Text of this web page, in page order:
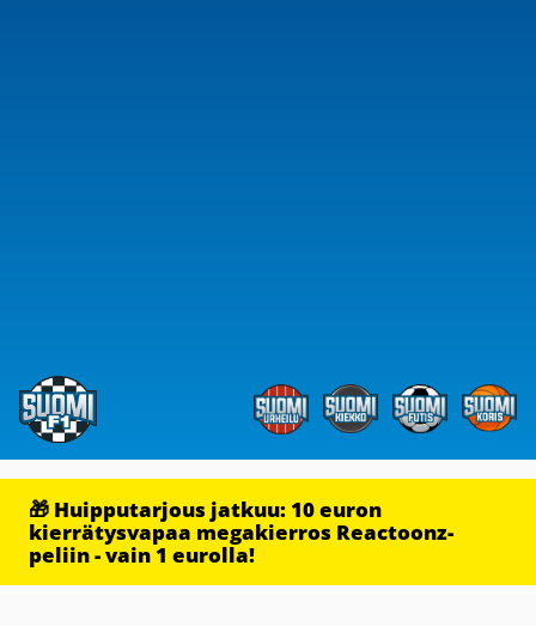
🎁 Huipputarjous jatkuu: 10 euron
kierrätysvapaa megakierros Reactoonz-
peliin - vain 1 eurolla!